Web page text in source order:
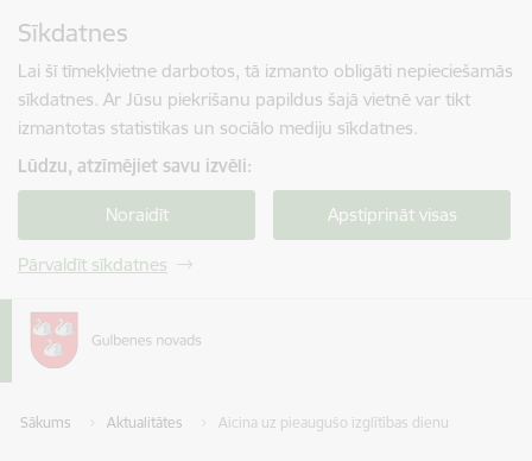
Sīkdatnes
Lai šī tīmekļvietne darbotos, tā izmanto obligāti nepieciešamās
sīkdatnes. Ar Jūsu piekrišanu papildus šajā vietnē var tikt
izmantotas statistikas un sociālo mediju sīkdatnes.
Lūdzu, atzīmējiet savu izvēli:
Noraidīt Apstiprināt visas
Pārvaldīt sīkdatnes
Sākums Aktualitātes Aicina uz pieaugušo izglītības dienu